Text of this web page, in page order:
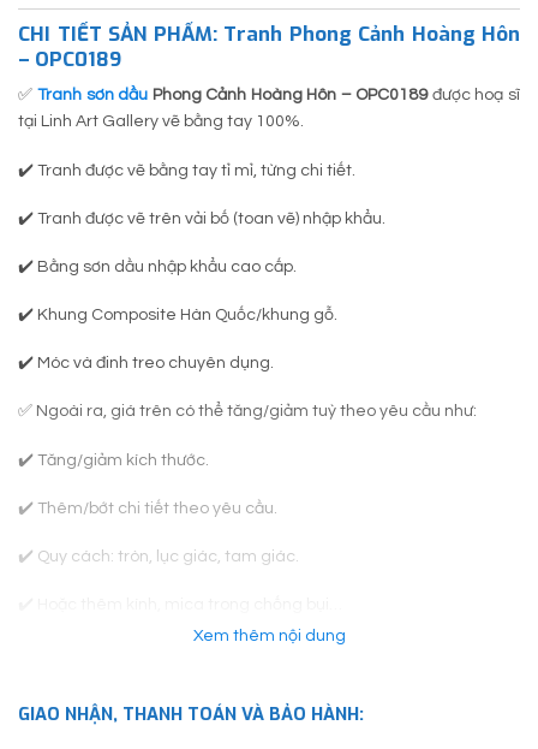
CHI TIẾT SẢN PHẨM: Tranh Phong Cảnh Hoàng Hôn
– OPC0189
✅Tranh sơn dầu Phong Cảnh Hoàng Hôn – OPC0189được hoạ sĩ
tại Linh Art Gallery vẽ bằng tay 100%.
✔️ Tranh được vẽ bằng tay tỉ mỉ, từng chi tiết.
✔️ Tranh được vẽ trên vải bố (toan vẽ) nhập khẩu.
✔️ Bằng sơn dầu nhập khẩu cao cấp.
✔️ Khung Composite Hàn Quốc/khung gỗ.
✔️ Móc và đinh treo chuyên dụng.
✅ Ngoài ra, giá trên có thể tăng/giảm tuỳ theo yêu cầu như:
✔️ Tăng/giảm kích thước.
✔️ Thêm/bớt chi tiết theo yêu cầu.
✔️ Quy cách: tròn, lục giác, tam giác.
chuyển sang mẫu khung khác chỉ được Linh Art Gallery thực hiện
Xem thêm nội dung
GIAO NHẬN, THANH TOÁN VÀ BẢO HÀNH: